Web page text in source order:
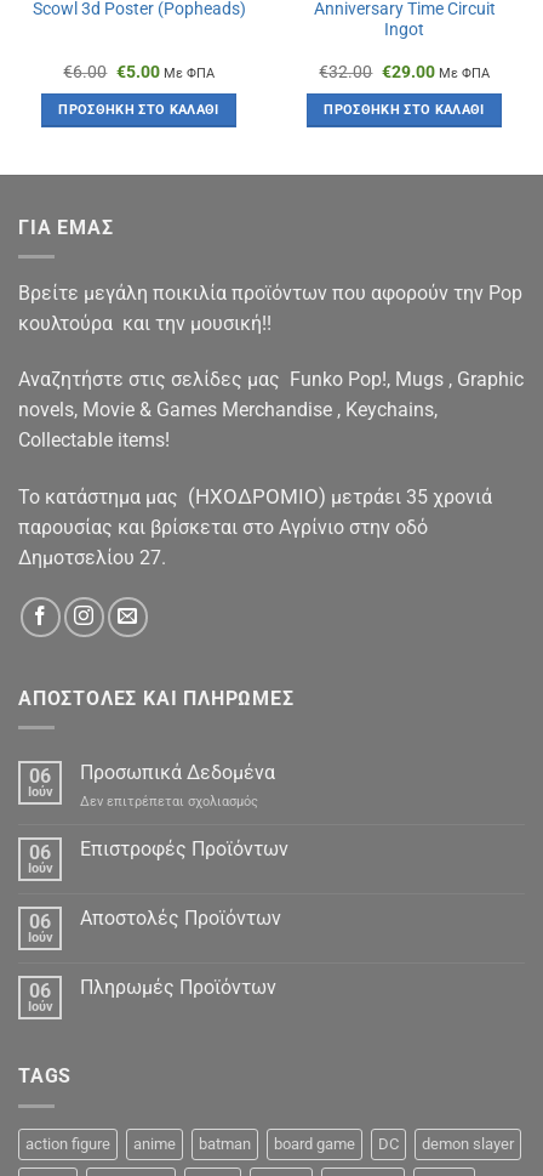
Scowl 3d Poster (Popheads)
€6.00 Original
was:
€6.00.
€5.00Η
τιμή
είναι:
€5.00.
Με ΦΠΑ
ΠΡΟΣΘΉΚΗ ΣΤΟ ΚΑΛΆΘΙ
Anniversary Time Circuit
Ingot
€32.00 Original
was:
€32.00.
€29.00Η
τιμή
είναι:
€29.00.
Με ΦΠΑ
ΠΡΟΣΘΉΚΗ ΣΤΟ ΚΑΛΆΘΙ
ΓΙΑ ΕΜΑΣ
Βρείτε μεγάλη ποικιλία προϊόντων που αφορούν την Pop
κουλτούρα και την μουσική!!
Αναζητήστε στις σελίδες μας Funko Pop!, Mugs , Graphic
novels, Movie & Games Merchandise , Keychains,
Collectable items!
To κατάστημα μας (ΗΧΟΔΡΟΜΙΟ) μετράει 35 χρονιά
παρουσίας και βρίσκεται στο Αγρίνιο στην οδό
Δημοτσελίου 27.
ΑΠΟΣΤΟΛΕΣ ΚΑΙ ΠΛΗΡΩΜΕΣ
06
Ιούν
Προσωπικά Δεδομένα
Δεν επιτρέπεται σχολιασμός
Δεδομένα
06
Ιούν
Επιστροφές Προϊόντων
06
Ιούν
Αποστολές Προϊόντων
06
Ιούν
Πληρωμές Προϊόντων
TAGS
action figure anime batman board game DC demon slayer